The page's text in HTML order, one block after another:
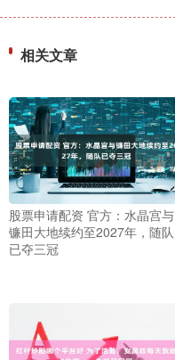
相关文章
股票申请配资 官方：水晶宫与
镰田大地续约至2027年，随队
已夺三冠